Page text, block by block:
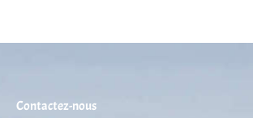
Contactez-nous